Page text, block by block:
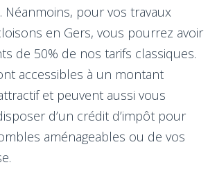
Néanmoins, pour vos travaux
en Gers, vous pourrez avoir
de 50% de nos tarifs classiques.
accessibles à un montant
et peuvent aussi vous
d’un crédit d’impôt pour
aménageables ou de vos